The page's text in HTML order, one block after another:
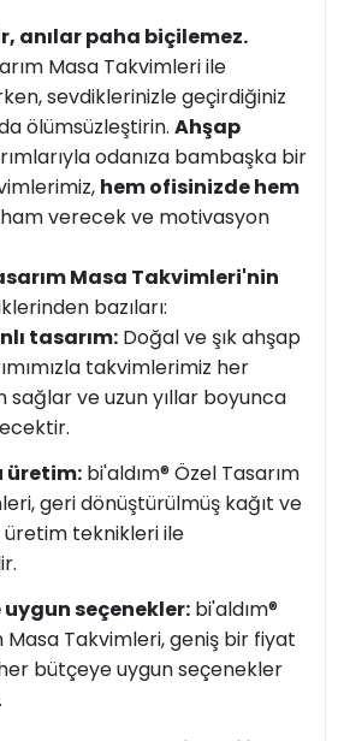
anılar paha biçilemez.
Masa Takvimleri ile
sevdiklerinizle geçirdiğiniz
ölümsüzleştirin. Ahşap
odanıza bambaşka bir
hem ofisinizde hem
verecek ve motivasyon
Masa Takvimleri'nin
bazıları:
tasarım: Doğal ve şık ahşap
takvimlerimiz her
ve uzun yıllar boyunca
üretim: bi'aldım® Özel Tasarım
geri dönüştürülmüş kağıt ve
teknikleri ile
seçenekler: bi'aldım®
Masa Takvimleri, geniş bir fiyat
bütçeye uygun seçenekler